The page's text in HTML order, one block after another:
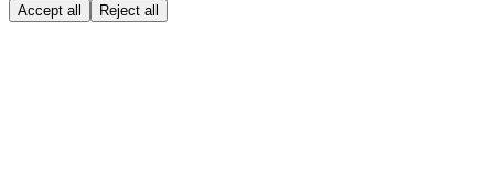
Accept all Reject all